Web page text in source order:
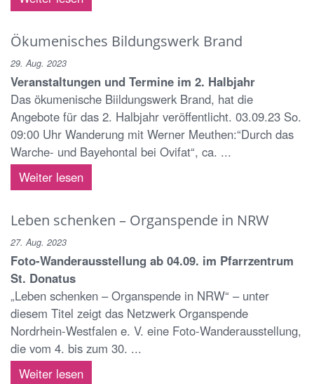
Ökumenisches Bildungswerk Brand
29. Aug. 2023
Veranstaltungen und Termine im 2. Halbjahr
Das ökumenische Biildungswerk Brand, hat die
Angebote für das 2. Halbjahr veröffentlicht. 03.09.23 So.
09:00 Uhr Wanderung mit Werner Meuthen:“Durch das
Warche- und Bayehontal bei Ovifat“, ca. ...
Weiter lesen
Leben schenken – Organspende in NRW
27. Aug. 2023
Foto-Wanderausstellung ab 04.09. im Pfarrzentrum
St. Donatus
„Leben schenken – Organspende in NRW“ – unter
diesem Titel zeigt das Netzwerk Organspende
Nordrhein-Westfalen e. V. eine Foto-Wanderausstellung,
die vom 4. bis zum 30. ...
Weiter lesen